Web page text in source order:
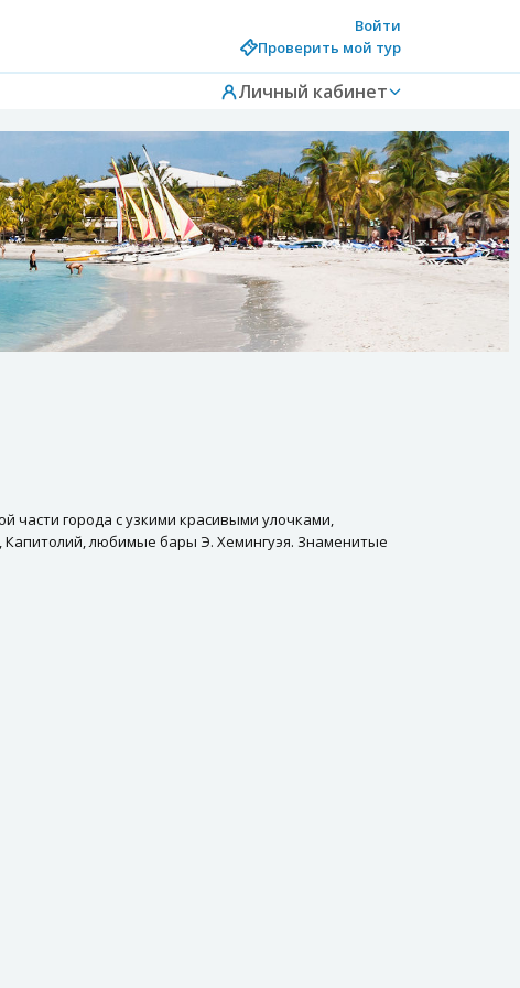
Войти
Проверить мой тур
Личный кабинет
части города с узкими красивыми улочками,
Капитолий, любимые бары Э. Хемингуэя. Знаменитые